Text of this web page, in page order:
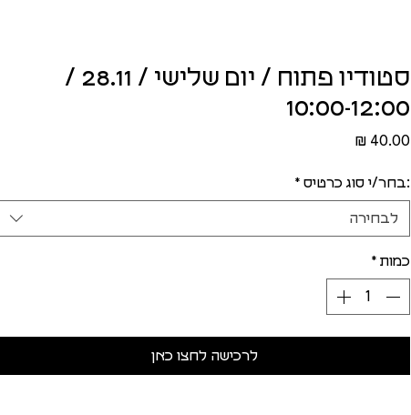
סטודיו פתוח / יום שלישי / 28.11 /
10:00-12:00
‏40.00 ‏₪ מחיר
:בחר/י סוג כרטיס *
לבחירה
כמות *
לרכישה לחצו כאן